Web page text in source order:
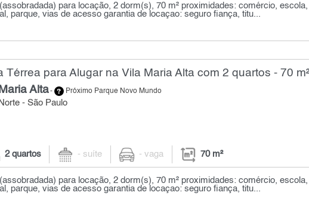
para locação, 2 dorm(s), 70 m² proximidades: comércio, escola,
parque, vias de acesso garantia de locaçao: seguro fiança, titu...
Térrea para Alugar na Vila Maria Alta com 2 quartos - 70 m²
Alta- Próximo Parque Novo Mundo
- São Paulo
2 quartos - suíte - vaga 70 m²
para locação, 2 dorm(s), 70 m² proximidades: comércio, escola,
parque, vias de acesso garantia de locaçao: seguro fiança, titu...